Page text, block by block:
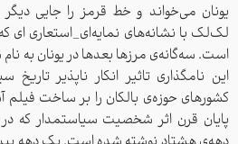
یونان می‌خواند و خط قرمز را جایی
لک‌لک با نشانه‌های نمایه‌ای_استعاری ای
است. سه‌گانه‌ی مرزها بعدها در یونان به
این نامگذاری تاثیر انکار ناپذیر
کشورهای حوزه‌ی بالکان را بر ساخت
پایان قرن اثر شخصیت سیاستمدار که